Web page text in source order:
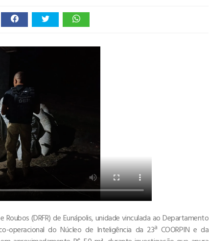
(DRFR) de Eunápolis, unidade vinculada ao Departamento
operacional do Núcleo de Inteligência da 23ª COORPIN e da